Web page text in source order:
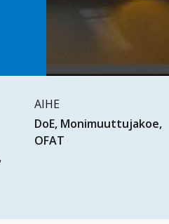
AIHE
DoE Monimuuttujakoe
OFAT